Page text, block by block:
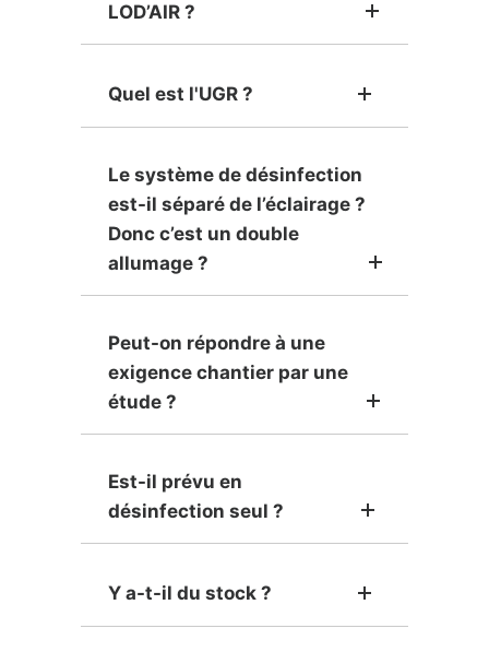
LOD’AIR ?
Quel est l'UGR ?
Le système de désinfection
est-il séparé de l’éclairage ?
Donc c’est un double
allumage ?
Peut-on répondre à une
exigence chantier par une
étude ?
Est-il prévu en
désinfection seul ?
Y a-t-il du stock ?